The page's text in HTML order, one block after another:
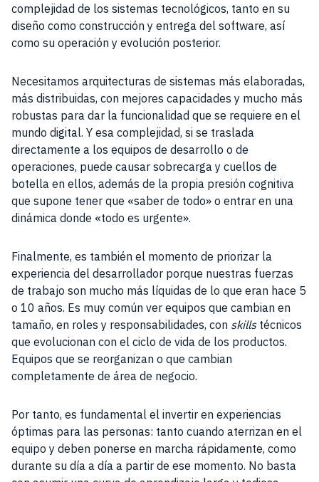
complejidad de los sistemas tecnológicos, tanto en su
diseño como construcción y entrega del software, así
como su operación y evolución posterior.
Necesitamos arquitecturas de sistemas más elaboradas,
más distribuidas, con mejores capacidades y mucho más
robustas para dar la funcionalidad que se requiere en el
mundo digital. Y esa complejidad, si se traslada
directamente a los equipos de desarrollo o de
operaciones, puede causar sobrecarga y cuellos de
botella en ellos, además de la propia presión cognitiva
que supone tener que «saber de todo» o entrar en una
dinámica donde «todo es urgente».
Finalmente, es también el momento de priorizar la
experiencia del desarrollador porque nuestras fuerzas
de trabajo son mucho más líquidas de lo que eran hace 5
o 10 años. Es muy común ver equipos que cambian en
tamaño, en roles y responsabilidades, con skillstécnicos
que evolucionan con el ciclo de vida de los productos.
Equipos que se reorganizan o que cambian
completamente de área de negocio.
Por tanto, es fundamental el invertir en experiencias
óptimas para las personas: tanto cuando aterrizan en el
equipo y deben ponerse en marcha rápidamente, como
durante su día a día a partir de ese momento. No basta